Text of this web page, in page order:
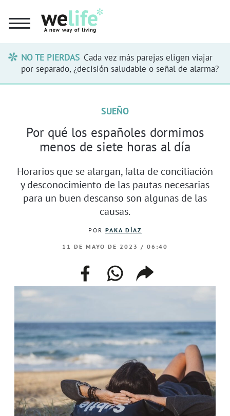
NO TE PIERDAS Cada vez más parejas eligen viajar
por separado, ¿decisión saludable o señal de alarma?
SUEÑO
Por qué los españoles dormimos
menos de siete horas al día
Horarios que se alargan, falta de conciliación
y desconocimiento de las pautas necesarias
para un buen descanso son algunas de las
causas.
POR PAKA DÍAZ
11 DE MAYO DE 2023 / 06:40
facebookwhatsappcompartir
enlace